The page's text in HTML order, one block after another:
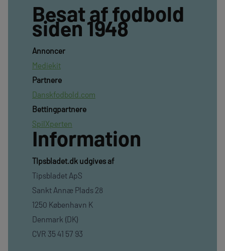
Besat af fodbold
siden 1948
Annoncer
Mediekit
Partnere
Danskfodbold.com
Bettingpartnere
SpilXperten
Information
TIpsbladet.dk udgives af
Tipsbladet ApS
Sankt Annæ Plads 28
1250 København K
Denmark (DK)
CVR 35 41 57 93